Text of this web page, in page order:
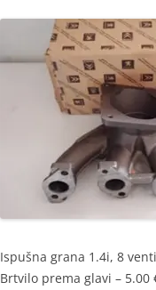
Ispušna grana 1.4i, 8
Brtvilo prema glavi – 5.00